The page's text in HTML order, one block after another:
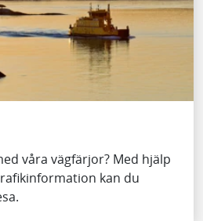
våra vägfärjor? Med hjälp
kan du